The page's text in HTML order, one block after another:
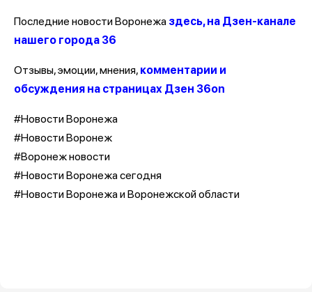
Последние новости Воронежа здесь, на Дзен-канале
нашего города 36
Отзывы, эмоции, мнения, комментарии и
обсуждения на страницах Дзен 36on
#Новости Воронежа
#Новости Воронеж
#Воронеж новости
#Новости Воронежа сегодня
#Новости Воронежа и Воронежской области